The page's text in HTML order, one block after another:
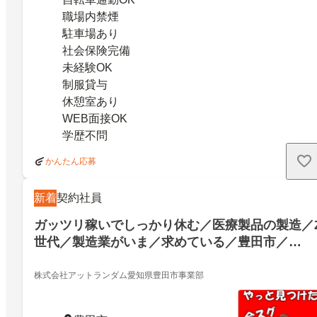
職場内禁煙
駐車場あり
社会保険完備
未経験OK
制服貸与
休憩室あり
WEB面接OK
学歴不問
かんたん応募
新着契約社員
ガッツリ稼いでしっかり休む／医療製品の製造／
世代／製造業がいま／求めている／豊田市／
株式会社アットランダム愛知県豊田市事業部